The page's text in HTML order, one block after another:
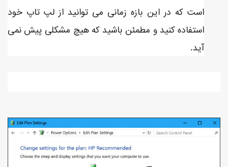
است که در این بازه زمانی می توانید از لپ تاپ خود
استفاده کنید و مطمئن باشید که هیچ مشکلی پیش نمی
آید.